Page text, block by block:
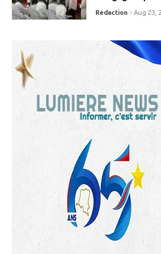
Redaction - Aug 23,